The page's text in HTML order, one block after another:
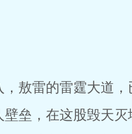
敖雷的雷霆大道
垒，在这股毁天